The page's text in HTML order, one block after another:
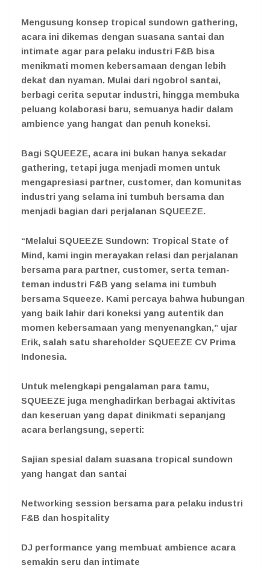
Mengusung konsep tropical sundown gathering,
acara ini dikemas dengan suasana santai dan
intimate agar para pelaku industri F&B bisa
menikmati momen kebersamaan dengan lebih
dekat dan nyaman. Mulai dari ngobrol santai,
berbagi cerita seputar industri, hingga membuka
peluang kolaborasi baru, semuanya hadir dalam
ambience yang hangat dan penuh koneksi.
Bagi SQUEEZE, acara ini bukan hanya sekadar
gathering, tetapi juga menjadi momen untuk
mengapresiasi partner, customer, dan komunitas
industri yang selama ini tumbuh bersama dan
menjadi bagian dari perjalanan SQUEEZE.
“Melalui SQUEEZE Sundown: Tropical State of
Mind, kami ingin merayakan relasi dan perjalanan
bersama para partner, customer, serta teman-
teman industri F&B yang selama ini tumbuh
bersama Squeeze. Kami percaya bahwa hubungan
yang baik lahir dari koneksi yang autentik dan
momen kebersamaan yang menyenangkan,” ujar
Erik, salah satu shareholder SQUEEZE CV Prima
Indonesia.
Untuk melengkapi pengalaman para tamu,
SQUEEZE juga menghadirkan berbagai aktivitas
dan keseruan yang dapat dinikmati sepanjang
acara berlangsung, seperti:
Sajian spesial dalam suasana tropical sundown
yang hangat dan santai
Networking session bersama para pelaku industri
F&B dan hospitality
DJ performance yang membuat ambience acara
semakin seru dan intimate